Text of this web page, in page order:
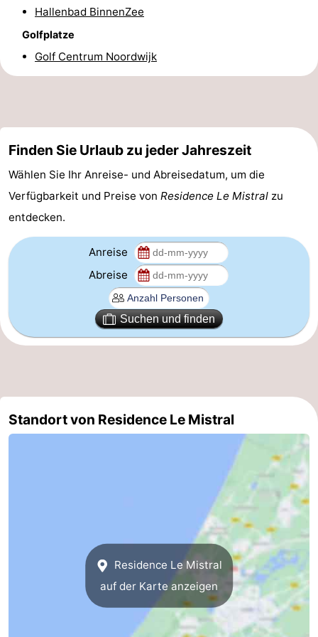
Forum
Route
Medizin
Adressen
Region
Nordholland
-
Duinen
aan
Bergen
-
aan
Noordhollands
-
Kennermerland
Hallenbad BinnenZee
Golfplatze
Golf Centrum Noordwijk
Finden Sie Urlaub zu jeder Jahreszeit
Wählen Sie Ihr Anreise- und Abreisedatum, um die
Verfügbarkeit und Preise von Residence Le Mistral zu
entdecken.
Anreise
Abreise
Suchen und finden
Standort von Residence Le Mistral
Residence Le Mistral
auf der Karte anzeigen